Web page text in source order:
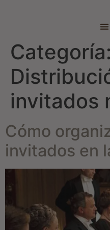
Categoría:
invitados
Cómo
invitados en